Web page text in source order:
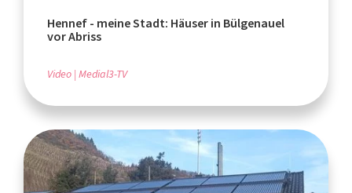
Hennef - meine Stadt: Häuser in Bülgenauel
vor Abriss
Video Medial3-TV